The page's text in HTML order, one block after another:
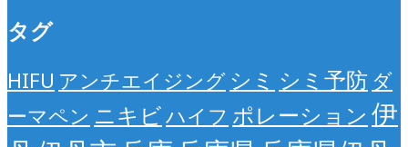
タグ
HIFU アンチエイジング シミ シミ予防 ダ
ーマペン ニキビハイフ ポレーション 伊